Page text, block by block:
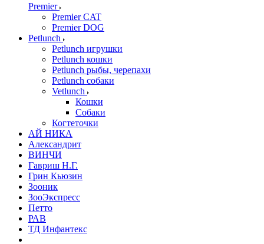
Premier
Premier CAT
Premier DOG
Petlunch
Petlunch игрушки
Petlunch кошки
Petlunch рыбы, черепахи
Petlunch собаки
Vetlunch
Кошки
Собаки
Когтеточки
АЙ НИКА
Александрит
ВИНЧИ
Гавриш Н.Г.
Грин Кьюзин
Зооник
ЗооЭкспресс
Петто
РАВ
ТД Инфантекс